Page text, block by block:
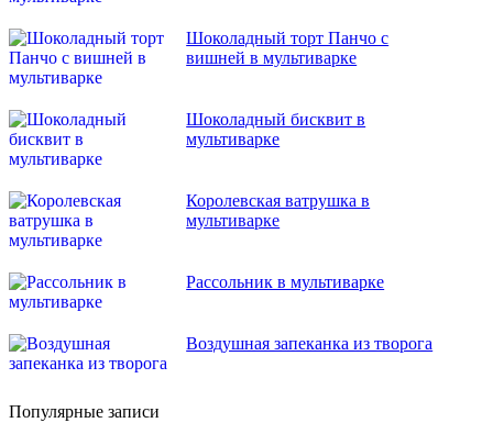
Шоколадный торт Панчо с
вишней в мультиварке
Шоколадный бисквит в
мультиварке
Королевская ватрушка в
мультиварке
Рассольник в мультиварке
Воздушная запеканка из творога
Популярные записи